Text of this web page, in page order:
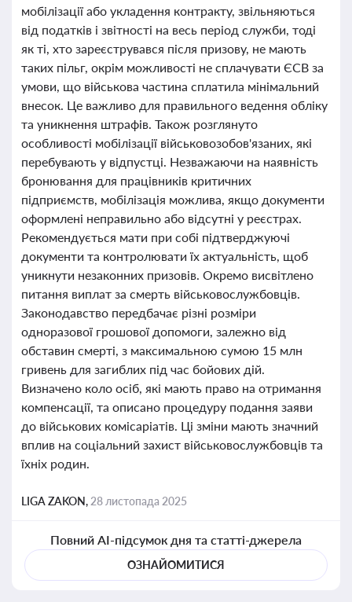
мобілізації або укладення контракту, звільняються
від податків і звітності на весь період служби, тоді
як ті, хто зареєструвався після призову, не мають
таких пільг, окрім можливості не сплачувати ЄСВ за
умови, що військова частина сплатила мінімальний
внесок. Це важливо для правильного ведення обліку
та уникнення штрафів. Також розглянуто
особливості мобілізації військовозобов'язаних, які
перебувають у відпустці. Незважаючи на наявність
бронювання для працівників критичних
підприємств, мобілізація можлива, якщо документи
оформлені неправильно або відсутні у реєстрах.
Рекомендується мати при собі підтверджуючі
документи та контролювати їх актуальність, щоб
уникнути незаконних призовів. Окремо висвітлено
питання виплат за смерть військовослужбовців.
Законодавство передбачає різні розміри
одноразової грошової допомоги, залежно від
обставин смерті, з максимальною сумою 15 млн
гривень для загиблих під час бойових дій.
Визначено коло осіб, які мають право на отримання
компенсації, та описано процедуру подання заяви
до військових комісаріатів. Ці зміни мають значний
вплив на соціальний захист військовослужбовців та
їхніх родин.
LIGA ZAKON, 28 листопада 2025
Повний AI-підсумок дня та статті-джерела
ОЗНАЙОМИТИСЯ